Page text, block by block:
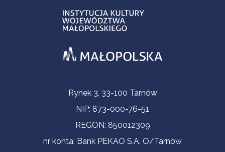
Informacje kontaktoweRynek 3, 33-100 Tarnów
NIP: 873-000-76-51
REGON: 850012309
nr konta: Bank PEKAO S.A. O/Tarnów